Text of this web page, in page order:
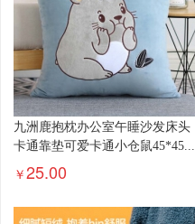
九洲鹿抱枕办公室午睡沙发床头
卡通靠垫可爱卡通小仓鼠45*45...
￥25.00